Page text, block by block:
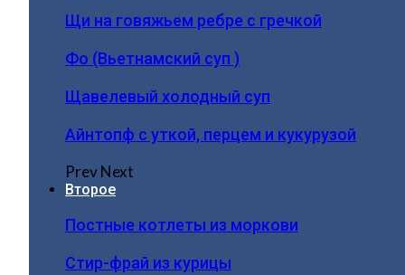
Щи на говяжьем ребре с гречкой
Фо (Вьетнамский суп )
Щавелевый холодный суп
Айнтопф с уткой, перцем и кукурузой
PrevNext
Второе
Постные котлеты из моркови
Стир-фрай из курицы